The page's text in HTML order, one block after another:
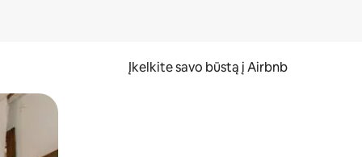
Įkelkite savo būstą į Airbnb